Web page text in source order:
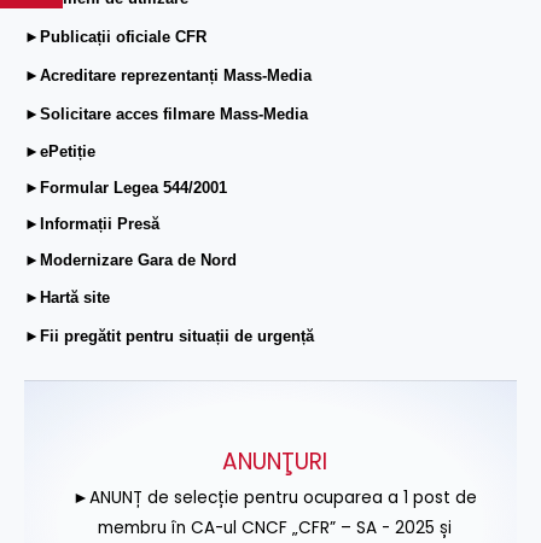
►Publicații oficiale CFR
►Acreditare reprezentanți Mass-Media
►Solicitare acces filmare Mass-Media
►ePetiție
►Formular Legea 544/2001
►Informații Presă
►Modernizare Gara de Nord
►Hartă site
►Fii pregătit pentru situații de urgență
ANUNŢURI
►ANUNȚ de selecție pentru ocuparea a 1 post de
membru în CA-ul CNCF „CFR” – SA - 2025 și